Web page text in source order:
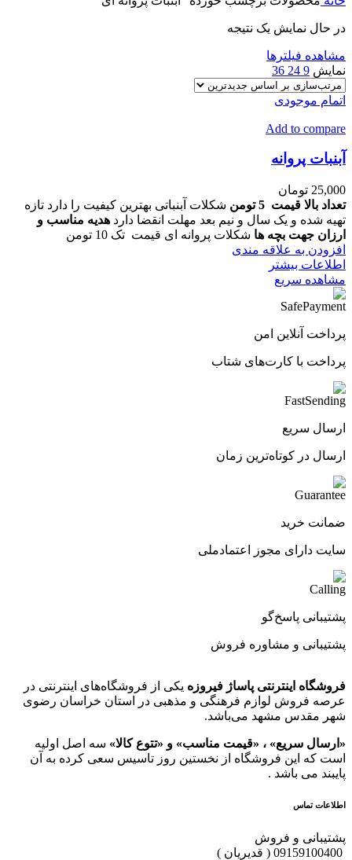
در حال نمایش یک نتیجه
مشاهده فیلترها
نمایش 9
24
36
اتمام موجودی
Add to compare
آبنبات پروانه
25,000 تومان
تعداد بالا قیمت 5 تومن
شکلات آبنباتی بهترین کیفیت را دارد تازه
تهیه شده و یک سال و نیم بعد مهلت انقضا دارد هدیه مناسب و
ارزان جهت بچه ها شکلات پروانه ای قیمت تک 10 تومن
افزودن به علاقه مندی
اطلاعات بیشتر
مشاهده سریع
پرداخت آنلاین امن
پرداخت با کارت‌های شتاب
ارسال سریع
ارسال در کوتاه‌ترین زمان
ضمانت خرید
سایت دارای مجوز اعتمادملی
پشتیبانی پاسخ‌گو
پشتیبانی و مشاوره فروش
فروشگاه اینترنتی پاساژ فیروزه یکی از فروشگاه‌های اینترنتی در
عرصه فروش لوازم فرهنگی و مذهبی در استان خراسان رضوی
شهر مقدس مشهد می‌باشد.
«ارسال سریع» ، «قیمت مناسب» و «تتوع کالا» سه اصل اولیه
است که این فروشگاه از نخستین روز تاسیس سعی کرده به آن
پایبند می باشد .
اطلاعات تماس
پشتیبانی و فروش